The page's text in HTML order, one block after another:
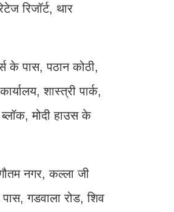
रिजॉर्ट, थार
के पास, पठान कोठी,
शास्त्री पार्क,
मोदी हाउस के
नगर, कल्ला जी
गडवाला रोड, शिव